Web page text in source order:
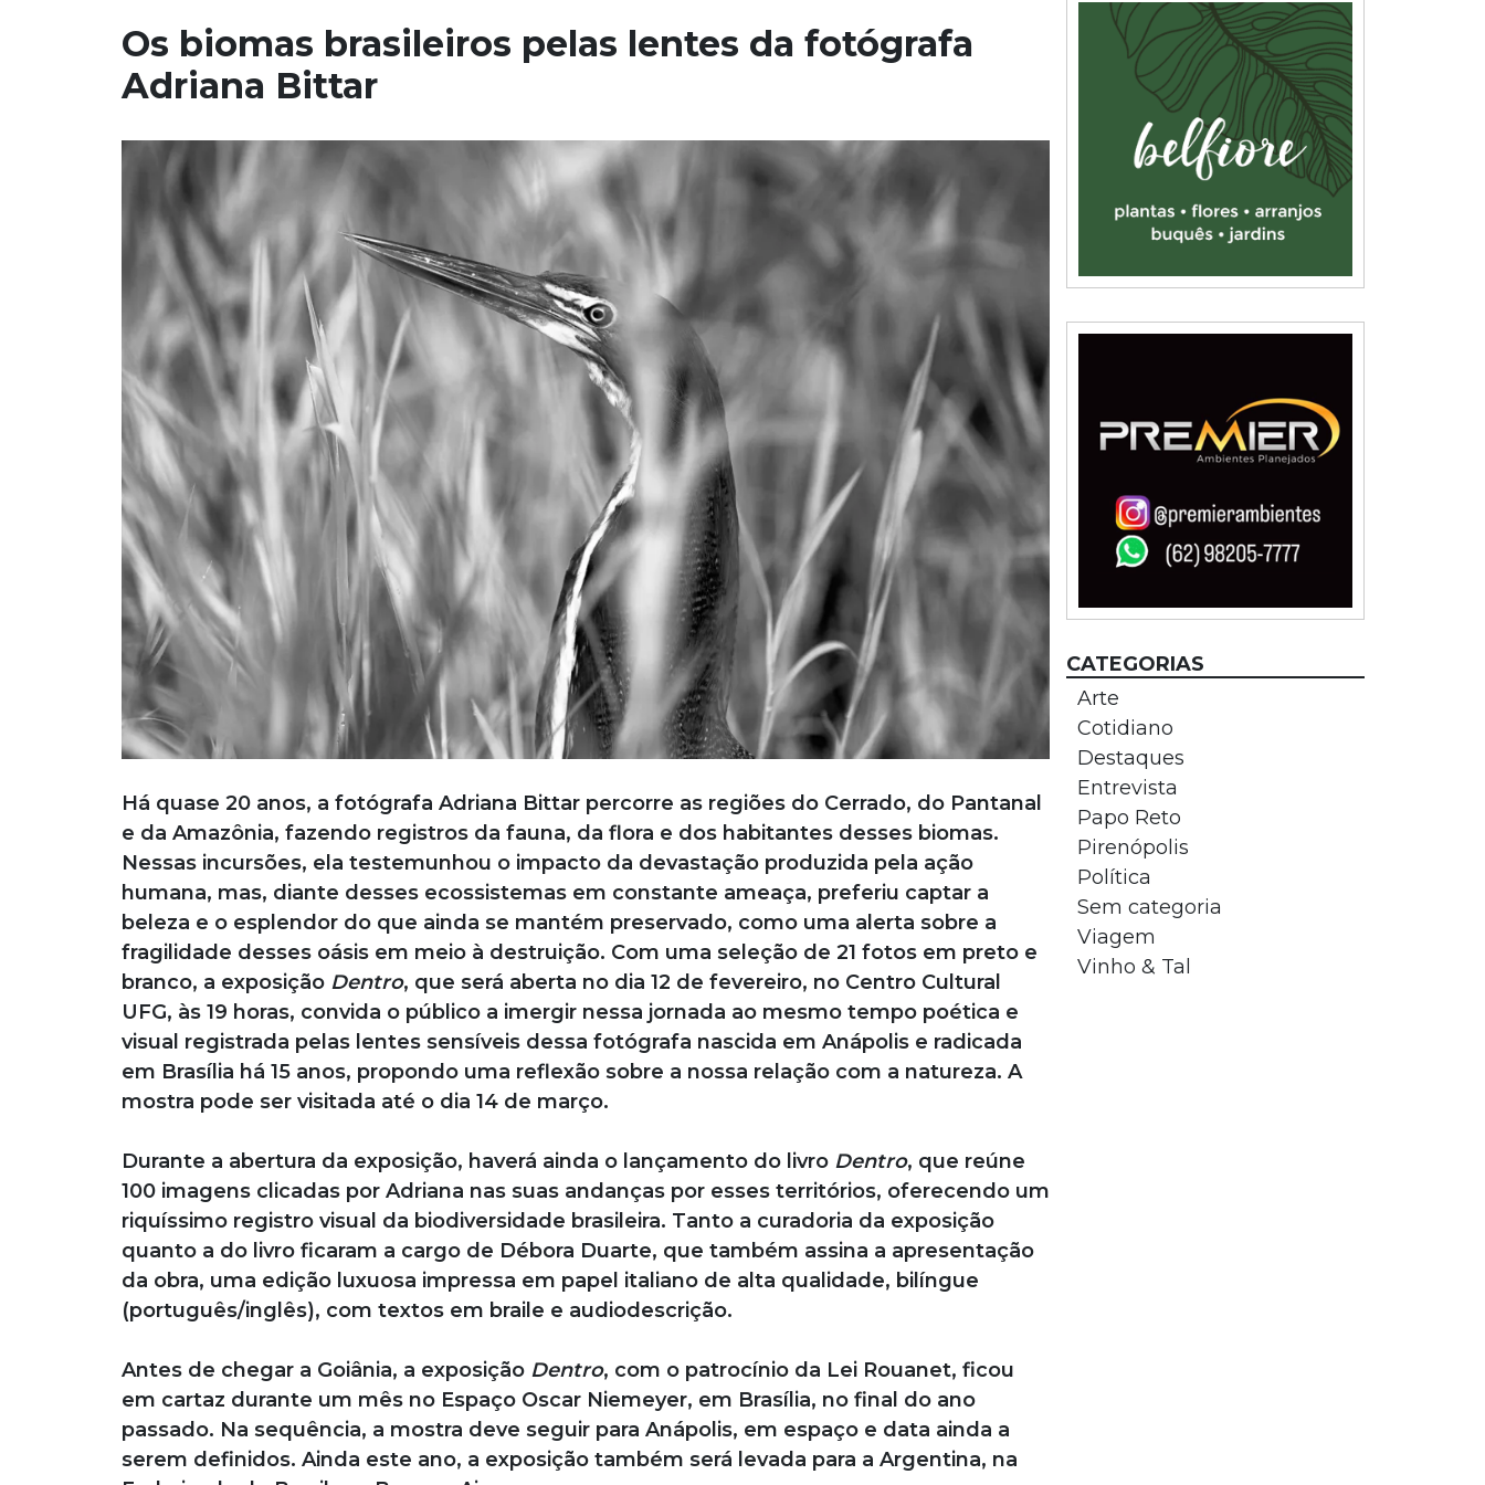
Os biomas brasileiros pelas lentes da fotógrafa
Adriana Bittar
Há quase 20 anos, a fotógrafa Adriana Bittar percorre as regiões do Cerrado, do Pantanal
e da Amazônia, fazendo registros da fauna, da flora e dos habitantes desses biomas.
Nessas incursões, ela testemunhou o impacto da devastação produzida pela ação
humana, mas, diante desses ecossistemas em constante ameaça, preferiu captar a
beleza e o esplendor do que ainda se mantém preservado, como uma alerta sobre a
fragilidade desses oásis em meio à destruição. Com uma seleção de 21 fotos em preto e
branco, a exposição Dentro, que será aberta no dia 12 de fevereiro, no Centro Cultural
UFG, às 19 horas, convida o público a imergir nessa jornada ao mesmo tempo poética e
visual registrada pelas lentes sensíveis dessa fotógrafa nascida em Anápolis e radicada
em Brasília há 15 anos, propondo uma reflexão sobre a nossa relação com a natureza. A
mostra pode ser visitada até o dia 14 de março.
Durante a abertura da exposição, haverá ainda o lançamento do livro Dentro, que reúne
100 imagens clicadas por Adriana nas suas andanças por esses territórios, oferecendo um
riquíssimo registro visual da biodiversidade brasileira. Tanto a curadoria da exposição
quanto a do livro ficaram a cargo de Débora Duarte, que também assina a apresentação
da obra, uma edição luxuosa impressa em papel italiano de alta qualidade, bilíngue
(português/inglês), com textos em braile e audiodescrição.
Antes de chegar a Goiânia, a exposição Dentro, com o patrocínio da Lei Rouanet, ficou
em cartaz durante um mês no Espaço Oscar Niemeyer, em Brasília, no final do ano
passado. Na sequência, a mostra deve seguir para Anápolis, em espaço e data ainda a
serem definidos. Ainda este ano, a exposição também será levada para a Argentina, na
CATEGORIAS
Arte
Cotidiano
Destaques
Entrevista
Papo Reto
Pirenópolis
Política
Sem categoria
Viagem
Vinho & Tal